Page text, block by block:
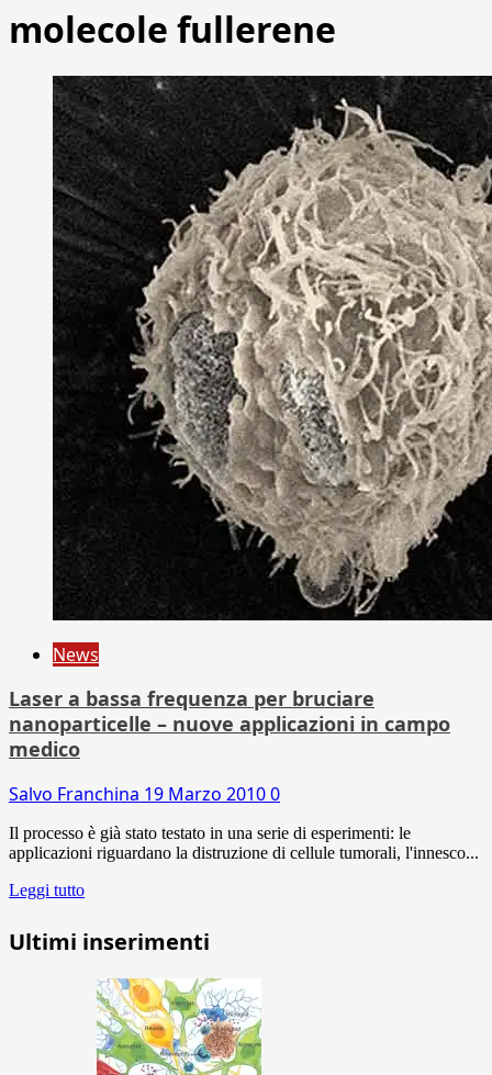
molecole fullerene
News
Laser a bassa frequenza per bruciare
nanoparticelle – nuove applicazioni in campo
medico
Salvo Franchina 19 Marzo 20100
Il processo è già stato testato in una serie di esperimenti: le
applicazioni riguardano la distruzione di cellule tumorali, l'innesco...
Leggi tutto
Ultimi inserimenti